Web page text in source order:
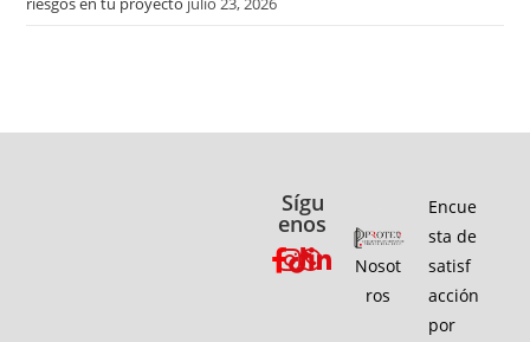
Sígu
enos
Nosot
ros
Encue
sta de
satisf
acción
por